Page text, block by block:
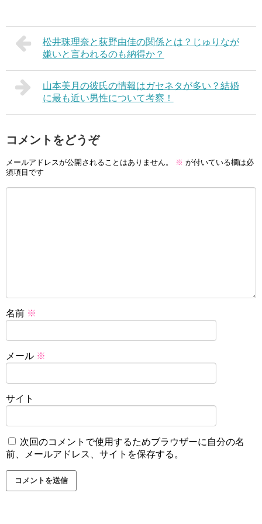
松井珠理奈と荻野由佳の関係とは？じゅりなが
嫌いと言われるのも納得か？
山本美月の彼氏の情報はガセネタが多い？結婚
に最も近い男性について考察！
コメントをどうぞ
メールアドレスが公開されることはありません。 ※ が付いている欄は必
須項目です
名前 ※
メール ※
サイト
次回のコメントで使用するためブラウザーに自分の名
前、メールアドレス、サイトを保存する。